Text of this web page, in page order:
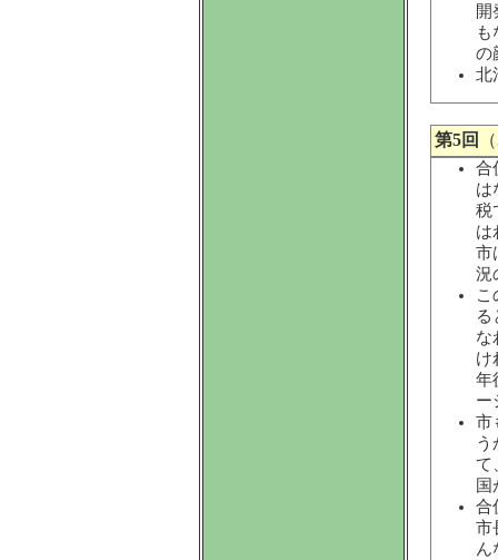
開
の
北
第5回
合
は
税
は
市
況
こ
る
な
け
年
ー
市
う
て
合
市
ん